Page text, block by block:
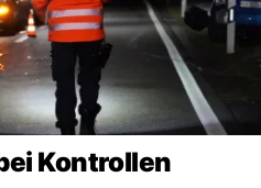
Kontrollen